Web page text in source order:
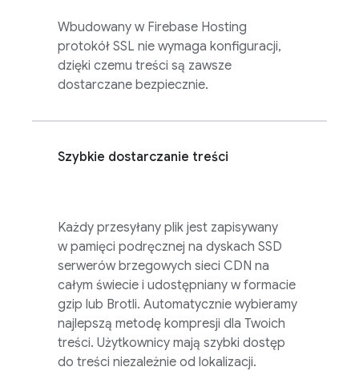
Wbudowany w Firebase Hosting
protokół SSL nie wymaga konfiguracji,
dzięki czemu treści są zawsze
dostarczane bezpiecznie.
Szybkie dostarczanie treści
Każdy przesyłany plik jest zapisywany
w pamięci podręcznej na dyskach SSD
serwerów brzegowych sieci CDN na
całym świecie i udostępniany w formacie
gzip lub Brotli. Automatycznie wybieramy
najlepszą metodę kompresji dla Twoich
treści. Użytkownicy mają szybki dostęp
do treści niezależnie od lokalizacji.